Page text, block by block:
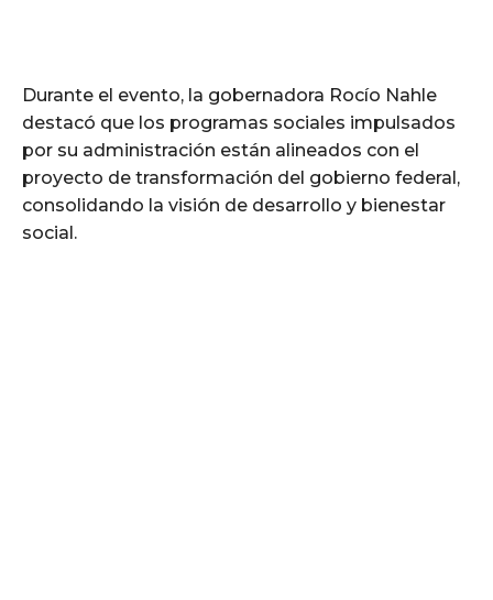
Durante el evento, la gobernadora Rocío Nahle
destacó que los programas sociales impulsados
por su administración están alineados con el
proyecto de transformación del gobierno federal,
consolidando la visión de desarrollo y bienestar
social.